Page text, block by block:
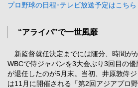
プロ野球の日程･テレビ放送予定はこちら
“アライバ”で一世風靡
新監督就任決定までには随分、時間が
WBCで侍ジャパンを3大会ぶり3回目の
が退任したのが5月末。当初、井原敦侍
は11月に開催される「第2回アジアプロ